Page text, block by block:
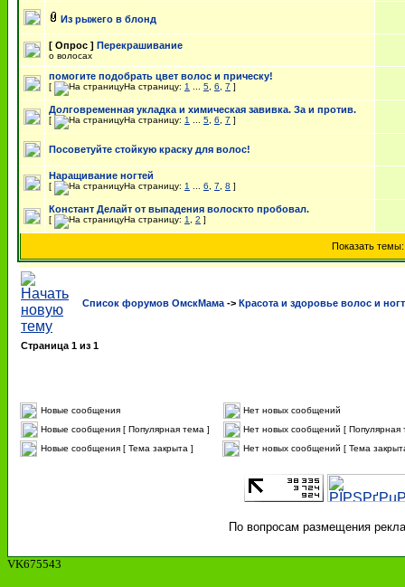
Из рыжего в блонд
[ Опрос ] Перекрашивание
о волосах
помогите подобрать цвет волос и прическу!
[ На страницу: 1 5 6 7 ]
Долговременная укладка и химическая завивка. За и против.
[ На страницу: 1 5 6 7 ]
Посоветуйте стойкую краску для волос!
Наращивание ногтей
[ На страницу: 1 6 7 8 ]
Констант Делайт от выпадения волоскто пробовал.
[ На страницу: 1 2 ]
Показать
Список форумов ОмскМама -> Красота и здоровье волос и
Страница 1 из 1
Новые сообщения
Нет новых сообщений
Новые сообщения [ Популярная тема ]
Нет новых сообщений [ Популярная
Новые сообщения [ Тема закрыта ]
Нет новых сообщений [ Тема
По вопросам размещения
VK675543